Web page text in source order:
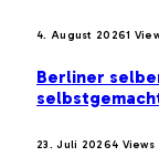
4. August 20261
Berliner
23. Juli 20264 Views